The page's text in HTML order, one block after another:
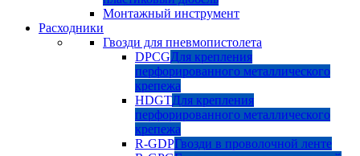
Монтажный инструмент
Расходники
Гвозди для пневмопистолета
DPCGДля крепления
перфорированного металлического
крепежа
HDGTДля крепления
перфорированного металлического
крепежа
R-GDPГвозди в проволочной ленте